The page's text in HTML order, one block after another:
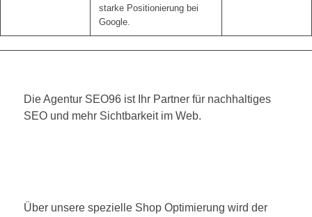
starke Positionierung bei
Google.
Die Agentur SEO96 ist Ihr Partner für nachhaltiges
SEO und mehr Sichtbarkeit im Web.
Über unsere spezielle Shop Optimierung wird der